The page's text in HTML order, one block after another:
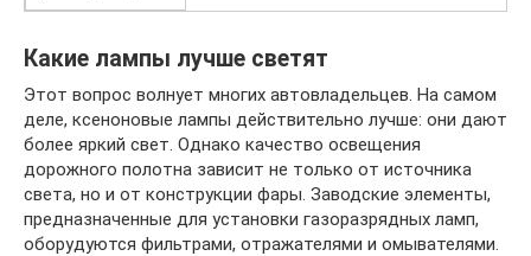
Какие лампы лучше светят
Этот вопрос волнует многих автовладельцев. На самом
деле, ксеноновые лампы действительно лучше: они дают
более яркий свет. Однако качество освещения
дорожного полотна зависит не только от источника
света, но и от конструкции фары. Заводские элементы,
предназначенные для установки газоразрядных ламп,
оборудуются фильтрами, отражателями и омывателями.